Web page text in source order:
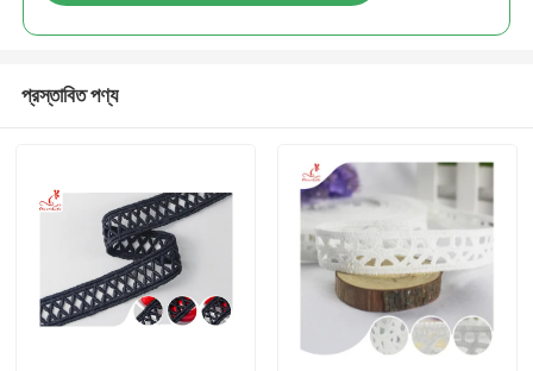
প্রস্তাবিত পণ্য